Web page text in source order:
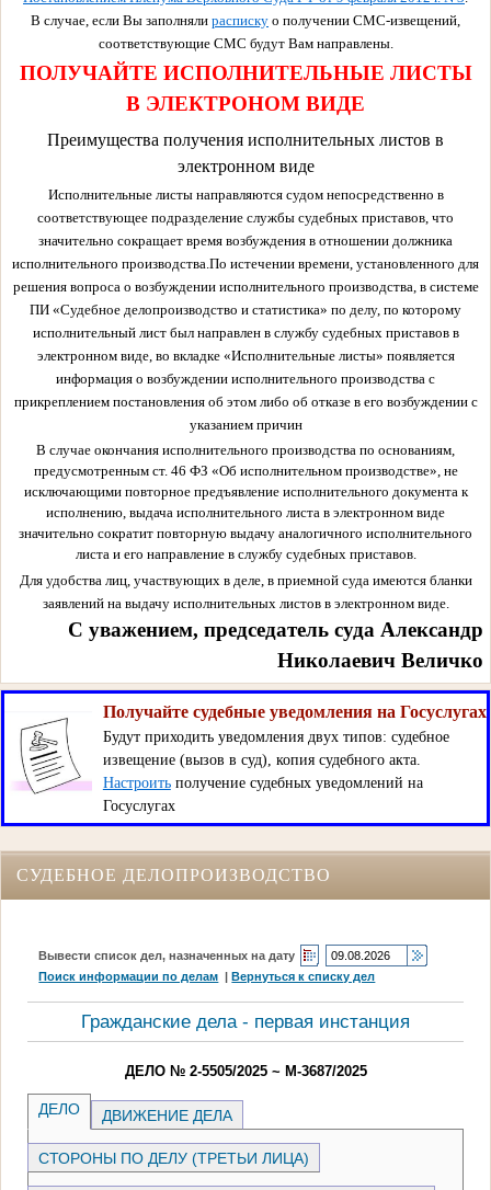
В случае, если Вы заполняли расписку о получении СМС-извещений,
соответствующие СМС будут Вам направлены.
ПОЛУЧАЙТЕ ИСПОЛНИТЕЛЬНЫЕ ЛИСТЫ
В ЭЛЕКТРОНОМ ВИДЕ
Преимущества получения исполнительных листов в
электронном виде
Исполнительные листы направляются судом непосредственно в
соответствующее подразделение службы судебных приставов, что
значительно сокращает время возбуждения в отношении должника
исполнительного производства.По истечении времени, установленного для
решения вопроса о возбуждении исполнительного производства, в системе
ПИ «Судебное делопроизводство и статистика» по делу, по которому
исполнительный лист был направлен в службу судебных приставов в
электронном виде, во вкладке «Исполнительные листы» появляется
информация о возбуждении исполнительного производства с
прикреплением постановления об этом либо об отказе в его возбуждении с
указанием причин
В случае окончания исполнительного производства по основаниям,
предусмотренным ст. 46 ФЗ «Об исполнительном производстве», не
исключающими повторное предъявление исполнительного документа к
исполнению, выдача исполнительного листа в электронном виде
значительно сократит повторную выдачу аналогичного исполнительного
листа и его направление в службу судебных приставов.
Для удобства лиц, участвующих в деле, в приемной суда имеются бланки
заявлений на выдачу исполнительных листов в электронном виде.
С уважением, председатель суда Александр
Николаевич Величко
Получайте судебные уведомления на Госуслугах
Будут приходить уведомления двух типов: судебное
извещение (вызов в суд), копия судебного акта.
Настроитьполучение судебных уведомлений на
Госуслугах
СУДЕБНОЕ ДЕЛОПРОИЗВОДСТВО
Вывести список дел, назначенных на дату
Поиск информации по делам |Вернуться к списку дел
Гражданские дела - первая инстанция
ДЕЛО № 2-5505/2025 ~ М-3687/2025
ДЕЛО ДВИЖЕНИЕ ДЕЛА
СТОРОНЫ ПО ДЕЛУ (ТРЕТЬИ ЛИЦА)